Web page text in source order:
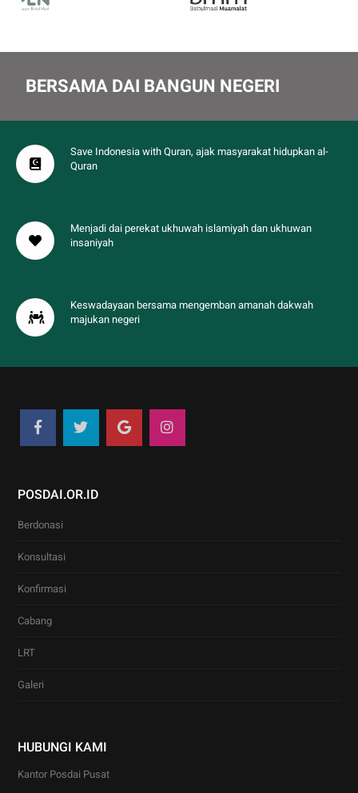
BERSAMA DAI BANGUN NEGERI
Save Indonesia with Quran, ajak masyarakat hidupkan al-
Quran
Menjadi dai perekat ukhuwah islamiyah dan ukhuwan
insaniyah
Keswadayaan bersama mengemban amanah dakwah
majukan negeri
POSDAI.OR.ID
Berdonasi
Konsultasi
Konfirmasi
Cabang
LRT
Galeri
HUBUNGI KAMI
Kantor Posdai Pusat